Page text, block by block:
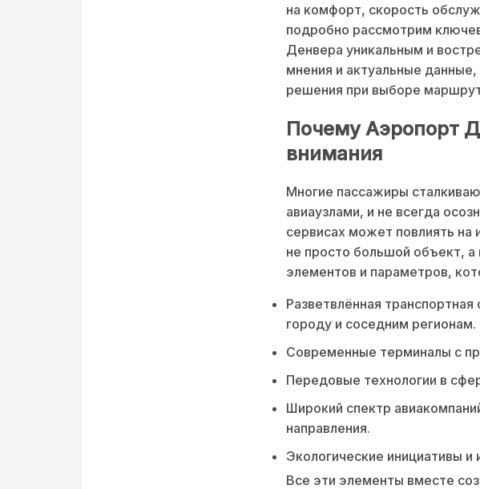
на комфорт, скорость
подробно рассмотрим
Денвера уникальным и
мнения и актуальные
решения при выборе
Почему Аэропорт
внимания
Многие пассажиры
авиаузлами, и не всегда
сервисах может повлиять
не просто большой объект,
элементов и параметров,
Разветвлённая
городу и соседним регионам.
Современные терминалы с
Передовые технологии в
Широкий спектр
направления.
Экологические инициативы и
Все эти элементы вместе